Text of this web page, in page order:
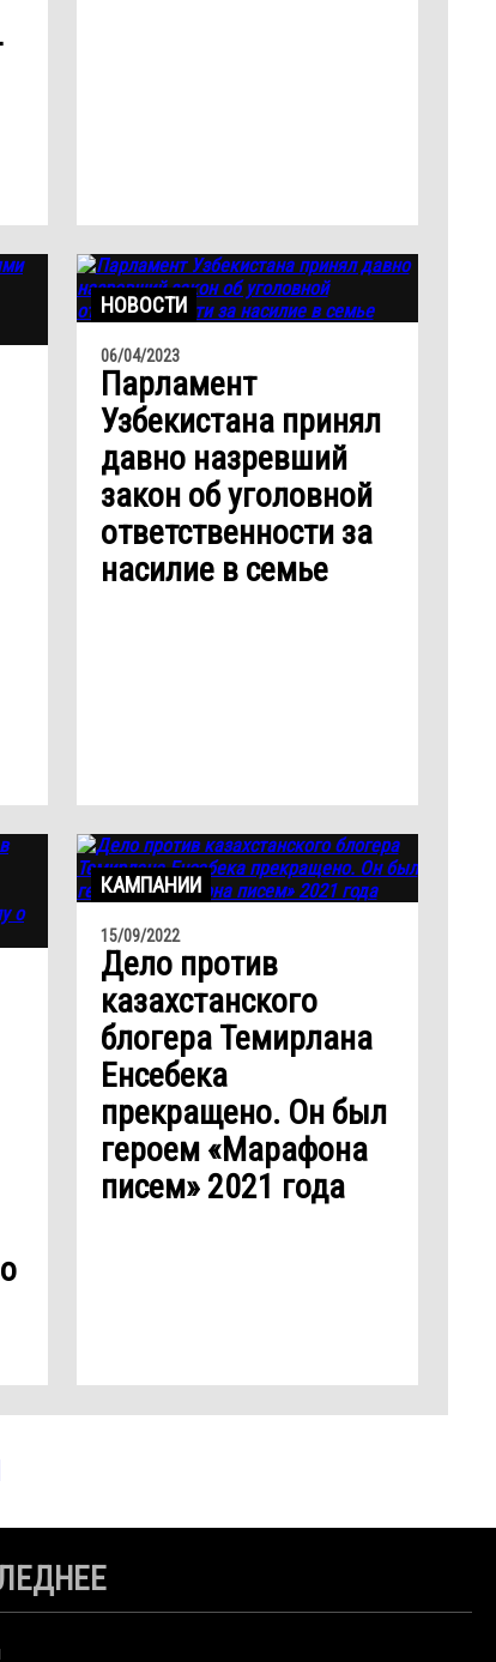
НОВОСТИ
06/04/2023
Парламент
Узбекистана принял
давно назревший
закон об уголовной
ответственности за
насилие в семье
КАМПАНИИ
15/09/2022
Дело против
казахстанского
блогера Темирлана
Енсебека
прекращено. Он был
героем «Марафона
писем» 2021 года